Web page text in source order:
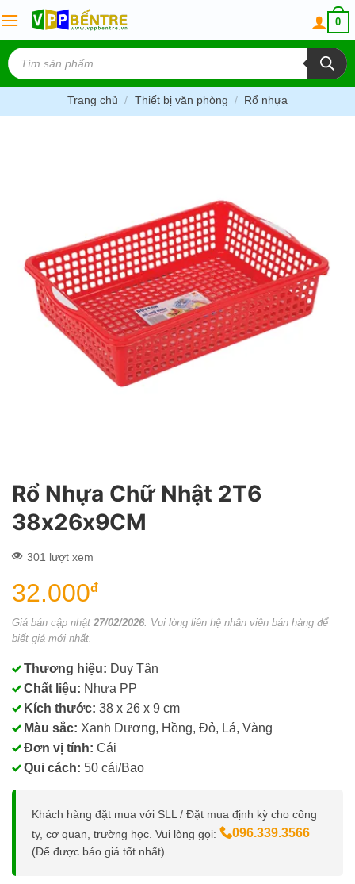
to
content
0
Tìm
kiếm
sản
phẩm
Trang chủ / Thiết bị văn phòng / Rổ nhựa
Rổ Nhựa Chữ Nhật 2T6
38x26x9CM
301 lượt xem
32.000đ
Giá bán cập nhật 27/02/2026 . Vui lòng liên hệ nhân viên bán hàng để
biết giá mới nhất.
Thương hiệu: Duy Tân
Chất liệu: Nhựa PP
Kích thước: 38 x 26 x 9 cm
Màu sắc: Xanh Dương, Hồng, Đỏ, Lá, Vàng
Đơn vị tính: Cái
Qui cách: 50 cái/Bao
Khách hàng đặt mua với SLL / Đặt mua định kỳ cho công
ty, cơ quan, trường học. Vui lòng gọi:
096.339.3566
(Để được báo giá tốt nhất)